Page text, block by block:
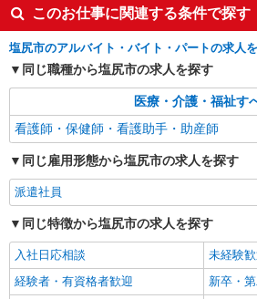
キープ
派遣社員
株式会社kotrio /●MT-H-1977416
≪塩尻市／看護助手≫
きやすい環境♪
時給1500円〜2125
通費全支給(ガソリン代含
キープ
派遣社員
株式会社kotrio /●MT-H-2086538
このお仕事に関連する条件で探す
塩尻市のアルバイト・バイト・パートの求人
同じ職種から塩尻市の求人を探す
医療・介護・福祉す
看護師・保健師・看護助手・助産師
同じ雇用形態から塩尻市の求人を探す
派遣社員
同じ特徴から塩尻市の求人を探す
入社日応相談
未経験
経験者・有資格者歓迎
新卒・